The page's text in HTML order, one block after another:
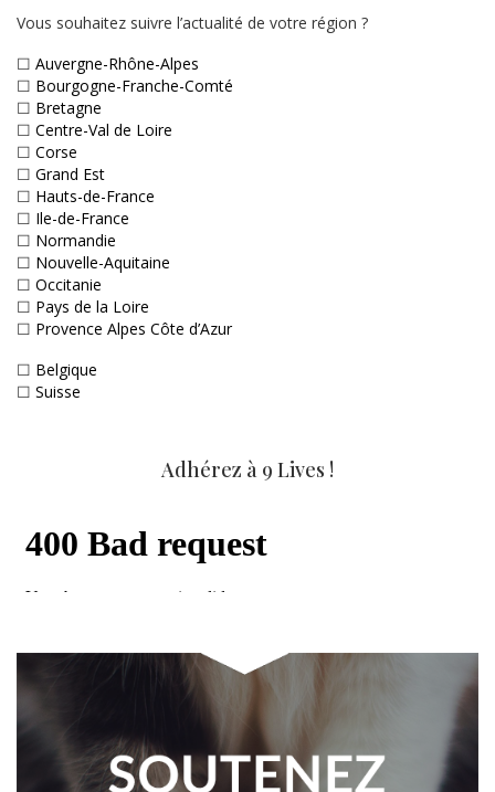
Vous souhaitez suivre l’actualité de votre région ?
☐ Auvergne-Rhône-Alpes
☐ Bourgogne-Franche-Comté
☐ Bretagne
☐ Centre-Val de Loire
☐ Corse
☐ Grand Est
☐ Hauts-de-France
☐ Ile-de-France
☐ Normandie
☐ Nouvelle-Aquitaine
☐ Occitanie
☐ Pays de la Loire
☐ Provence Alpes Côte d’Azur
☐ Belgique
☐ Suisse
Adhérez à 9 Lives !